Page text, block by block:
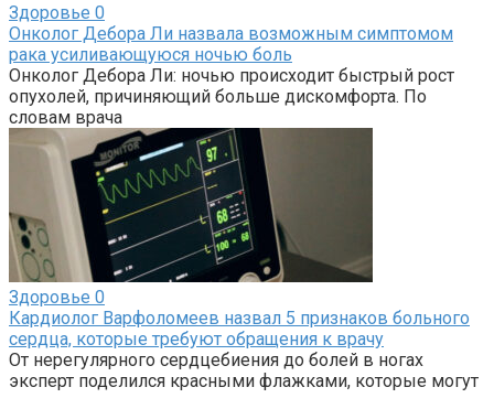
Здоровье 0
Онколог Дебора Ли назвала возможным симптомом
рака усиливающуюся ночью боль
Онколог Дебора Ли: ночью происходит быстрый рост
опухолей, причиняющий больше дискомфорта. По
словам врача
Здоровье 0
Кардиолог Варфоломеев назвал 5 признаков больного
сердца, которые требуют обращения к врачу
От нерегулярного сердцебиения до болей в ногах
эксперт поделился красными флажками, которые могут